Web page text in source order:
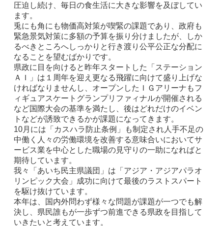
圧迫し続け、毎日の食生活に大きな影響を及ぼしてい
ます。
兎にも角にも物価高対策が喫緊の課題であり、政府も
緊急景気対策に多額の予算を振り分けましたが、しか
るべきところへしっかりと行き渡り公平公正な分配に
なることを望むばかりです。
県政に目を向けると昨年スタートした「ステーション
ＡＩ」は１周年を迎え更なる飛躍に向けて盛り上げな
ければなりませんし、オープンしたＩＧアリーナもフ
ィギュアスケートグランプリファィナルが開催される
など国際大会の基準を満たし、後はどれだけのイベン
トなどが誘致できるかが課題になってきます。
10月には「カスハラ防止条例」も制定され人手不足の
中働く人々の労働環境を改善する意味合いにおいてサ
ービス業を中心とした職場の見守りの一助になればと
期待しています。
我々「あいち民主県議団」は「アジア・アジアパラオ
リンピック大会」成功に向けて最後のラストスパート
を駆け抜けています。
本年は、国内外問わず様々な問題が課題が一つでも解
決し、県民誰もが一歩ずつ前進できる県政を目指して
いきたいと考えています。